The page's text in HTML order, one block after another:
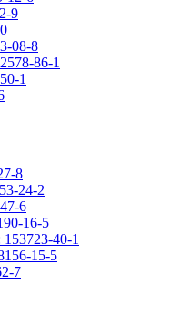
9
08-8
86-1
1
8
24-2
6
16-5
40-1
15-5
7